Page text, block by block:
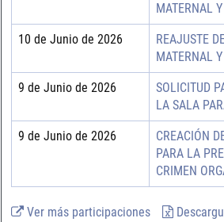
MATERNAL
10 de Junio de 2026
REAJUSTE
MATERNAL
9 de Junio de 2026
SOLICITUD
LA SALA
9 de Junio de 2026
CREACIÓN
PARA LA
CRIMEN
Ver más participaciones